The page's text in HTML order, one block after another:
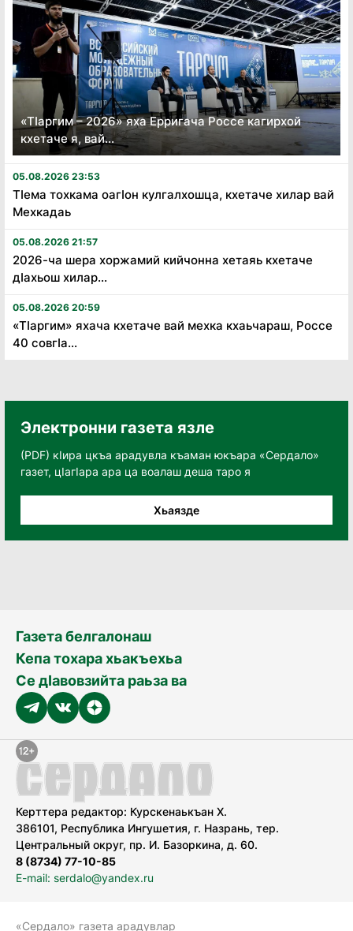
«Тӏаргим – 2026» яха Ерригача Россе кагирхой
кхетаче я, вай...
05.08.2026 23:53
Тӏема тохкама оагӏон кулгалхошца, кхетаче хилар вай
Мехкадаь
05.08.2026 21:57
2026-ча шера хоржамий кийчонна хетаяь кхетаче
дӏахьош хилар...
05.08.2026 20:59
«Тӏаргим» яхача кхетаче вай мехка кхаьчараш, Россе
40 совгӏа...
Электронни газета язле
(PDF) кӀира цкъа арадувла къаман юкъара «Сердало»
газет, цӀагӀара ара ца воалаш деша таро я
Хьаязде
Газета белгалонаш
Кепа тохара хьакъехьа
Се дӀавовзийта раьза ва
Керттера редактор: Курскенаькъан Х.
386101, Республика Ингушетия, г. Назрань, тер.
Центральный округ, пр. И. Базоркина, д. 60.
8 (8734) 77-10-85
E-mail: serdalo@yandex.ru
«Сердало» газета арадувлар